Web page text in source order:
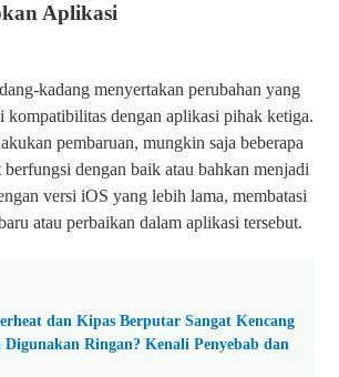
Aplikasi
kadang menyertakan perubahan yang
kompatibilitas dengan aplikasi pihak ketiga.
pembaruan, mungkin saja beberapa
dengan baik atau bahkan menjadi
versi iOS yang lebih lama, membatasi
atau perbaikan dalam aplikasi tersebut.
dan Kipas Berputar Sangat Kencang
Digunakan Ringan? Kenali Penyebab dan